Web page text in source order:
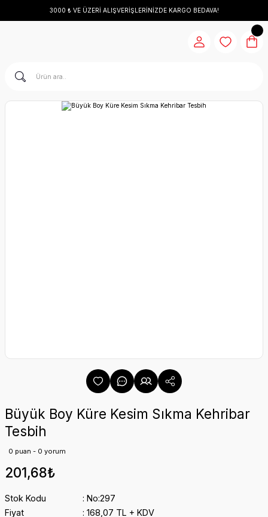
3000 ₺ VE ÜZERİ ALIŞVERİŞLERİNİZDE KARGO BEDAVA!
Büyük Boy Küre Kesim Sıkma Kehribar
Tesbih
0 puan - 0 yorum
201,68₺
Stok Kodu
No:297
Fiyat
168,07 TL + KDV